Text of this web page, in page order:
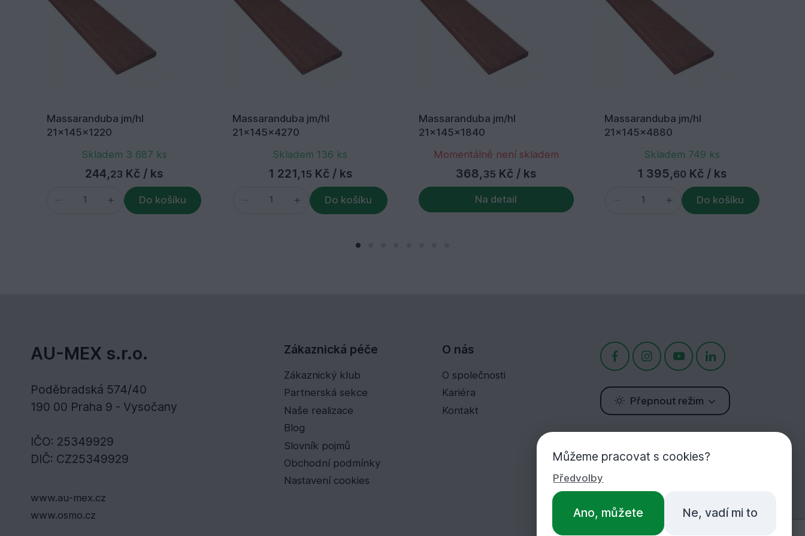
Massaranduba jm/hl
21x145x1220
Skladem 3 687 ks
244,23 Kč / ks
Do košíku
Massaranduba jm/hl
21x145x4270
Skladem 136 ks
1 221,15 Kč / ks
Do košíku
Massaranduba jm/hl
21x145x1840
Momentálně není skladem
368, 35 Kč / ks
Na detail
Massaranduba jm/hl
21x145x4880
Skladem 749 ks
1 395,60 Kč / ks
Do košíku
AU-MEX s.r.o.
Poděbradská 574/40
190 00 Praha 9 - Vysočany
IČO: 25349929
DIČ: CZ25349929
www.au-mex.cz
www.osmo.cz
Zákaznická péče
Zákaznický klub
Partnerská sekce
Naše realizace
Blog
Slovník pojmů
Obchodní podmínky
Nastavení cookies
O nás
O společnosti
Kariéra
Kontakt
Přepnout režim
Jsme tu pro Vás!
+420 283 933 452
PO-PÁ 7:00-16:30
Můžeme pracovat s cookies?
Předvolby
Ano, můžete Ne, vadí mi to